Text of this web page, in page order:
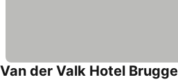
Van der Valk Hotel